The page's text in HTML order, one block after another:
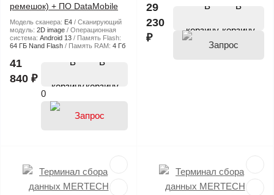
ремешок) + ПО DataMobile
Модель сканера: E4
Сканирующий
модуль: 2D image
Операционная
система: Android 13
Память Flash:
64 ГБ Nand Flash
Память RAM: 4 Гб
41
840 ₽
В
корзину
0
29
230
₽
В
корзину